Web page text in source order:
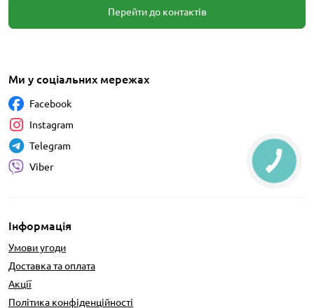
Перейти до контактів
Інформація
Умови угоди
Доставка та оплата
Акції
Політика конфіденційності
Ми у соціальних мережах
Facebook
Instagram
Telegram
Viber